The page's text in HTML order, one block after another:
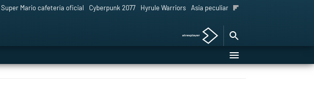
Super Mario cafetería oficial Cyberpunk 2077 Hyrule Warriors Asia peculiar tradición